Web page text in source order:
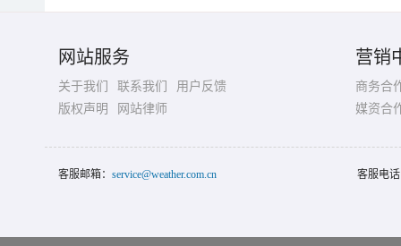
网站服务
关于我们 联系我们
用户反馈
版权声明
网站律师
营销
商务合
媒资合
客服邮箱： service@weather.com.cn 客服电